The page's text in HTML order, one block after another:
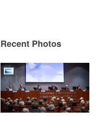
Recent Photos